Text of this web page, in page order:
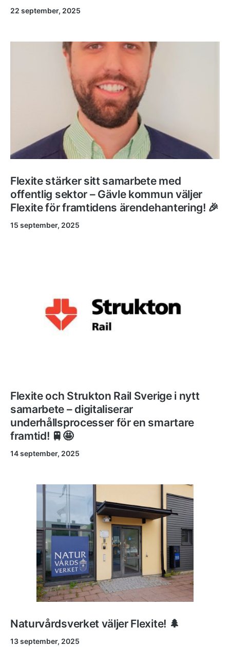
22 september, 2025
Flexite stärker sitt samarbete med
offentlig sektor – Gävle kommun väljer
Flexite för framtidens ärendehantering! 🎉
15 september, 2025
Flexite och Strukton Rail Sverige i nytt
samarbete – digitaliserar
underhållsprocesser för en smartare
framtid! 🚆🤩
14 september, 2025
Naturvårdsverket väljer Flexite! 🌲
13 september, 2025